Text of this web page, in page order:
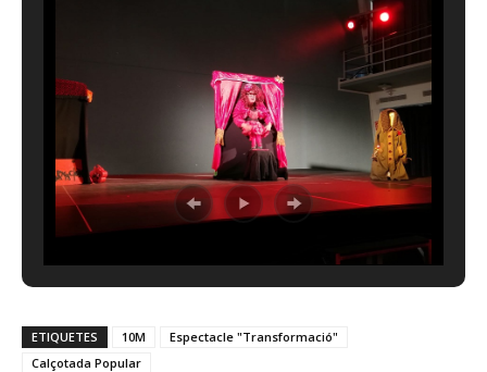
ETIQUETES 10M
Espectacle "Transformació"
Calçotada Popular